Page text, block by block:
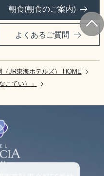
朝食(朝食のご案内)
よくあるご質問
（JR東海ホテルズ） HOME
こてい）」